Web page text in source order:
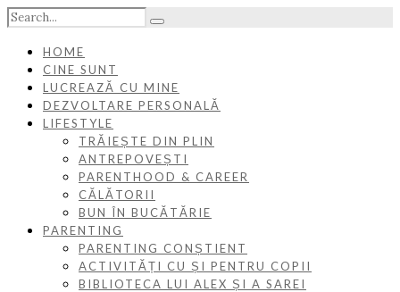
HOME
CINE SUNT
LUCREAZĂ CU MINE
DEZVOLTARE PERSONALĂ
LIFESTYLE
TRĂIEȘTE DIN PLIN
ANTREPOVEȘTI
PARENTHOOD & CAREER
CĂLĂTORII
BUN ÎN BUCĂTĂRIE
PARENTING
PARENTING CONȘTIENT
ACTIVITĂȚI CU ȘI PENTRU COPII
BIBLIOTECA LUI ALEX ȘI A SAREI